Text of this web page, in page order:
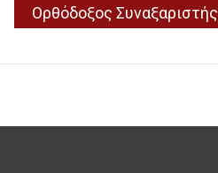
Ορθόδοξος Συναξαριστής